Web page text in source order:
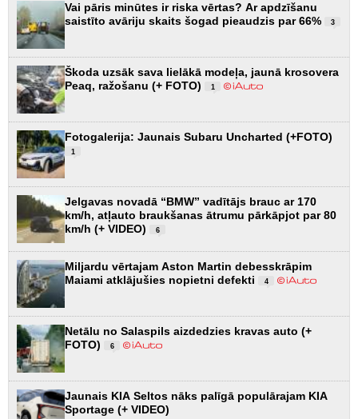
Vai pāris minūtes ir riska vērtas? Ar apdzīšanu
saistīto avāriju skaits šogad pieaudzis par 66%
3
Škoda uzsāk sava lielākā modeļa, jaunā krosovera
Peaq, ražošanu (+ FOTO)
1
Fotogalerija: Jaunais Subaru Uncharted (+FOTO)
1
Jelgavas novadā “BMW” vadītājs brauc ar 170
km/h, atļauto braukšanas ātrumu pārkāpjot par 80
km/h (+ VIDEO)
6
Miljardu vērtajam Aston Martin debesskrāpim
Maiami atklājušies nopietni defekti
4
Netālu no Salaspils aizdedzies kravas auto (+
FOTO)
6
Jaunais KIA Seltos nāks palīgā populārajam KIA
Sportage (+ VIDEO)